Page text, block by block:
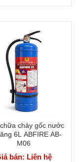
cháy gốc nước
6L ABFIRE AB-
M06
bán: Liên hệ